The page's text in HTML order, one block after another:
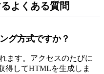
よくある質問
グ方式ですか？
ます。アクセスのたびに
得してHTMLを生成しま